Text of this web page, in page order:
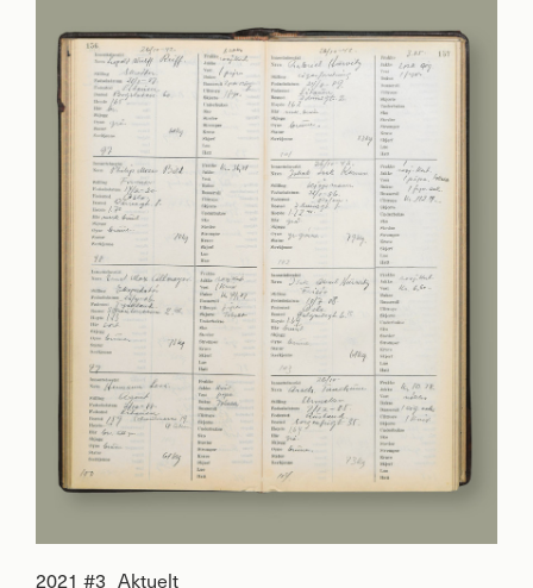
2021 #3 Aktuelt